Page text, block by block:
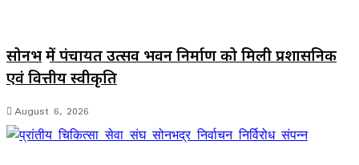
सोनभद्र में पंचायत उत्सव भवन निर्माण को मिली प्रशासनिक
एवं वित्तीय स्वीकृति
August 6, 2026